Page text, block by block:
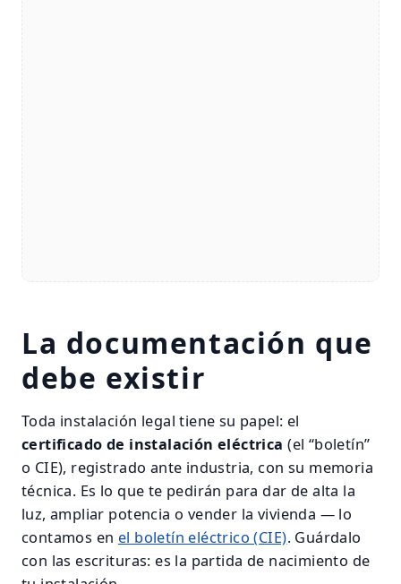
La documentación que
debe existir
Toda instalación legal tiene su papel: el
certificado de instalación eléctrica (el “boletín”
o CIE), registrado ante industria, con su memoria
técnica. Es lo que te pedirán para dar de alta la
luz, ampliar potencia o vender la vivienda — lo
contamos en el boletín eléctrico (CIE). Guárdalo
con las escrituras: es la partida de nacimiento de